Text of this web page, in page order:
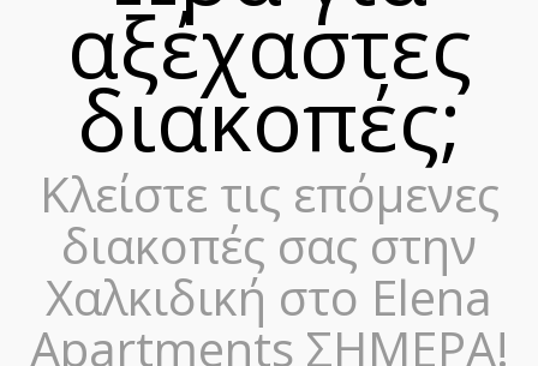
αξέχαστες
διακοπές;
Κλείστε τις επόμενες
διακοπές σας στην
Χαλκιδική στο Elena
Apartments ΣΗΜΕΡΑ!